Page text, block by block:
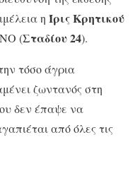
η Ίρις Κρητικού
(Σταδίου 24).
τόσο άγρια
ζωντανός στη
δεν έπαψε να
από όλες τις